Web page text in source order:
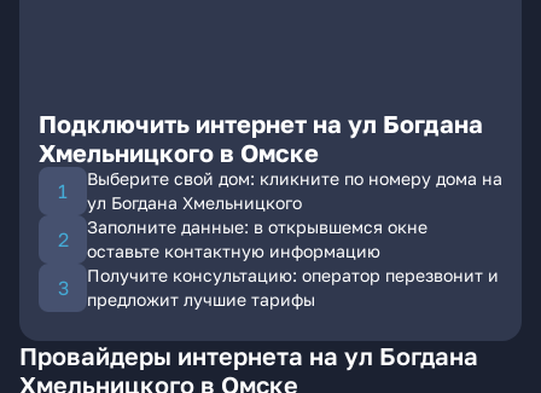
Подключить интернет на ул Богдана
Хмельницкого в Омске
Выберите свой дом: кликните по номеру дома на
ул Богдана Хмельницкого
Заполните данные: в открывшемся окне
оставьте контактную информацию
Получите консультацию: оператор перезвонит и
предложит лучшие тарифы
Провайдеры интернета на ул Богдана
Хмельницкого в Омске